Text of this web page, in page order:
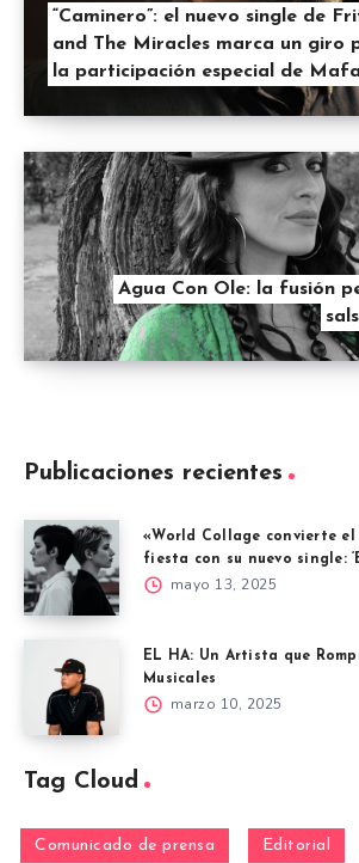
“Caminero”: el nuevo single de
and The Miracles marca un giro
la participación especial de
Agua Con Ole: la fusión
Publicaciones recientes
«World Collage convierte el
fiesta con su nuevo single:
mayo 13, 2025
EL HA: Un Artista que
Musicales
marzo 10, 2025
Tag Cloud
Comunicado de prensa Editorial